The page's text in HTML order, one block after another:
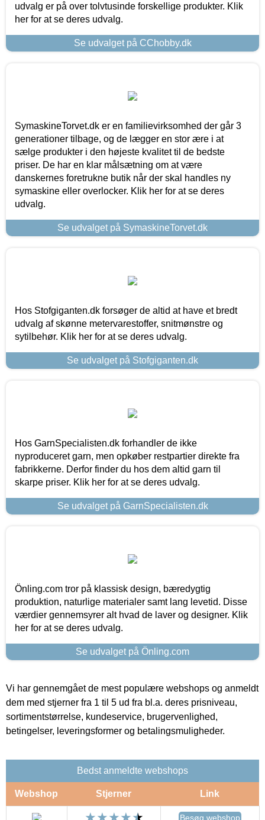
udvalg er på over tolvtusinde forskellige produkter. Klik
her for at se deres udvalg.
Se udvalget på CChobby.dk
SymaskineTorvet.dk er en familievirksomhed der går 3
generationer tilbage, og de lægger en stor ære i at
sælge produkter i den højeste kvalitet til de bedste
priser. De har en klar målsætning om at være
danskernes foretrukne butik når der skal handles ny
symaskine eller overlocker. Klik her for at se deres
udvalg.
Se udvalget på SymaskineTorvet.dk
Hos Stofgiganten.dk forsøger de altid at have et bredt
udvalg af skønne metervarestoffer, snitmønstre og
sytilbehør. Klik her for at se deres udvalg.
Se udvalget på Stofgiganten.dk
Hos GarnSpecialisten.dk forhandler de ikke
nyproduceret garn, men opkøber restpartier direkte fra
fabrikkerne. Derfor finder du hos dem altid garn til
skarpe priser. Klik her for at se deres udvalg.
Se udvalget på GarnSpecialisten.dk
Önling.com tror på klassisk design, bæredygtig
produktion, naturlige materialer samt lang levetid. Disse
værdier gennemsyrer alt hvad de laver og designer. Klik
her for at se deres udvalg.
Se udvalget på Önling.com
Vi har gennemgået de mest populære webshops og anmeldt
dem med stjerner fra 1 til 5 ud fra bl.a. deres prisniveau,
sortimentstørrelse, kundeservice, brugervenlighed,
betingelser, leveringsformer og betalingsmuligheder.
Bedst anmeldte webshops
Webshop Stjerner Link
Besøg webshop